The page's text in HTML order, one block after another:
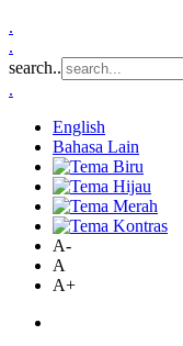
.
.
search..
.
English
Bahasa Lain
A-
A
A+